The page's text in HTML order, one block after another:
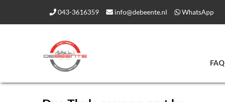
043-3616359 info@debeente.nl WhatsApp
FAQ